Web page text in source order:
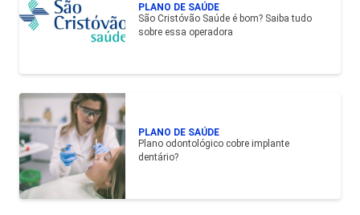
PLANO DE SAÚDE
São Cristóvão Saúde é bom? Saiba tudo
sobre essa operadora
PLANO DE SAÚDE
Plano odontológico cobre implante
dentário?